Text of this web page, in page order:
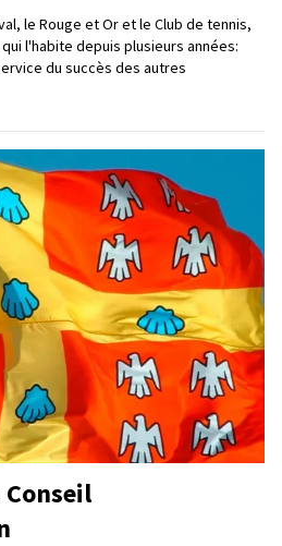
le Rouge et Or et le Club de tennis,
l'habite depuis plusieurs années:
du succès des autres